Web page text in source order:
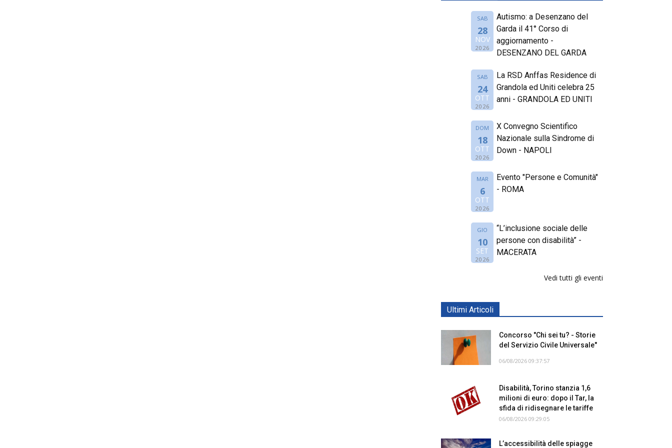
SAB
28
NOV
2026
Autismo: a Desenzano del
Garda il 41° Corso di
aggiornamento -
DESENZANO DEL GARDA
SAB
24
OTT
2026
La RSD Anffas Residence di
Grandola ed Uniti celebra 25
anni - GRANDOLA ED UNITI
DOM
18
OTT
2026
X Convegno Scientifico
Nazionale sulla Sindrome di
Down - NAPOLI
MAR
6
OTT
2026
Evento "Persone e Comunità"
- ROMA
GIO
10
SET
2026
“L’inclusione sociale delle
persone con disabilità” -
MACERATA
Vedi tutti gli eventi
Ultimi Articoli
Concorso "Chi sei tu? - Storie
del Servizio Civile Universale"
06/08/2026 09:37:57
Disabilità, Torino stanzia 1,6
milioni di euro: dopo il Tar, la
sfida di ridisegnare le tariffe
06/08/2026 09:29:05
L’accessibilità delle spiagge